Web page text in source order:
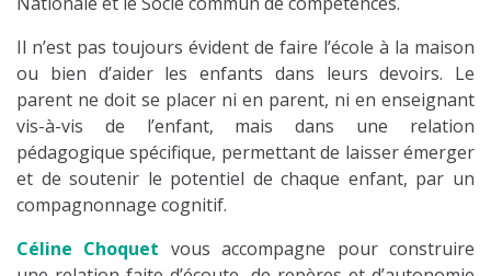
Il n’est pas toujours évident de faire l’école à la maison
ou bien d’aider les enfants dans leurs devoirs. Le
parent ne doit se placer ni en parent, ni en enseignant
vis-à-vis de l’enfant, mais dans une relation
pédagogique spécifique, permettant de laisser émerger
et de soutenir le potentiel de chaque enfant, par un
compagnonnage cognitif.
Céline Choquet vous accompagne pour construire